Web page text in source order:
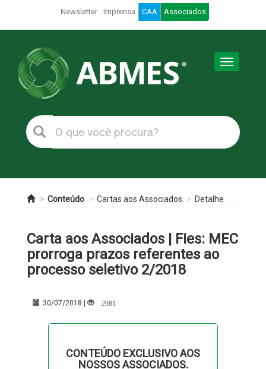
Newsletter Imprensa CAA Associados
Toggle
Conteúdo Cartas aos Associados Detalhe
Carta aos Associados | Fies: MEC
prorroga prazos referentes ao
processo seletivo 2/2018
30/07/2018 | 2981
CONTEÚDO EXCLUSIVO AOS
NOSSOS ASSOCIADOS.